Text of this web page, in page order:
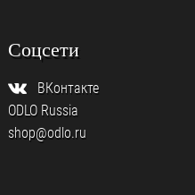
Соцсети
ВКонтакте
ODLO Russia
shop@odlo.ru